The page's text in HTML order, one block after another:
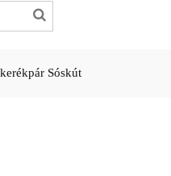
Sóskút